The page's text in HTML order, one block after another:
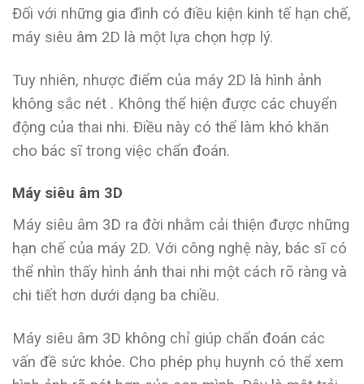
Đối với những gia đình có điều kiện kinh tế hạn chế,
máy siêu âm 2D là một lựa chọn hợp lý.
Tuy nhiên, nhược điểm của máy 2D là hình ảnh
không sắc nét . Không thể hiện được các chuyển
động của thai nhi. Điều này có thể làm khó khăn
cho bác sĩ trong việc chẩn đoán.
Máy siêu âm 3D
Máy siêu âm 3D ra đời nhằm cải thiện được những
hạn chế của máy 2D. Với công nghệ này, bác sĩ có
thể nhìn thấy hình ảnh thai nhi một cách rõ ràng và
chi tiết hơn dưới dạng ba chiều.
Máy siêu âm 3D không chỉ giúp chẩn đoán các
vấn đề sức khỏe. Cho phép phụ huynh có thể xem